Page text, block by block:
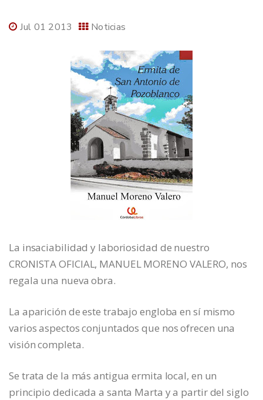
Jul 01 2013 Noticias
La insaciabilidad y laboriosidad de nuestro
CRONISTA OFICIAL, MANUEL MORENO VALERO, nos
regala una nueva obra.
La aparición de este trabajo engloba en sí mismo
varios aspectos conjuntados que nos ofrecen una
visión completa.
Se trata de la más antigua ermita local, en un
principio dedicada a santa Marta y a partir del siglo